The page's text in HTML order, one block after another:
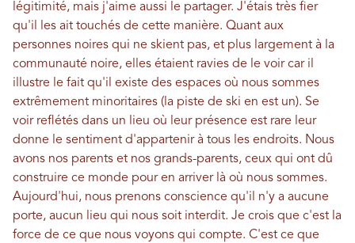
légitimité, mais j'aime aussi le partager. J'étais très fier
qu'il les ait touchés de cette manière. Quant aux
personnes noires qui ne skient pas, et plus largement à la
communauté noire, elles étaient ravies de le voir car il
illustre le fait qu'il existe des espaces où nous sommes
extrêmement minoritaires (la piste de ski en est un). Se
voir reflétés dans un lieu où leur présence est rare leur
donne le sentiment d'appartenir à tous les endroits. Nous
avons nos parents et nos grands-parents, ceux qui ont dû
construire ce monde pour en arriver là où nous sommes.
Aujourd'hui, nous prenons conscience qu'il n'y a aucune
porte, aucun lieu qui nous soit interdit. Je crois que c'est la
force de ce que nous voyons qui compte. C'est ce que